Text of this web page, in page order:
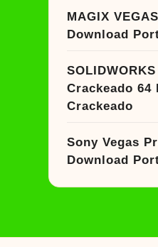
MAGIX
Download
Crackeado
Crackeado
Sony Vegas
Download